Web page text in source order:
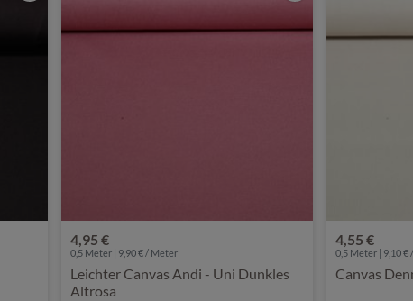
4,95 €
0,5 Meter | 9,90 € / Meter
Leichter Canvas Andi - Uni Dunkles
Altrosa
4,55 €
0,5 Meter | 9,10 €
Canvas